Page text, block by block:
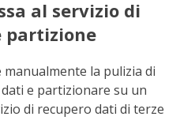
al servizio di
partizione
la pulizia di
e partizionare su un
di recupero dati di terze